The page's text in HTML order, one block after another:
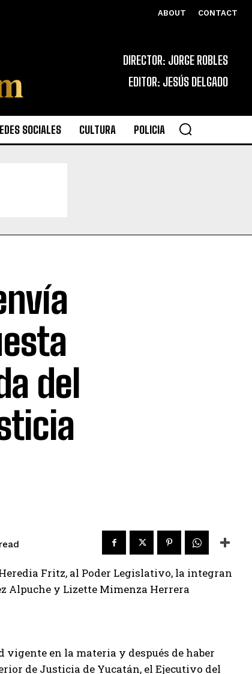
ABOUT CONTACT
DIRECTOR: JORGE ROBLES
EDITOR: JESÚS DELGADO
SOCIALES CULTURA POLICIA
del
read
Fritz, al Poder Legislativo, la integran
Alpuche y Lizette Mimenza Herrera
vigente en la materia y después de haber
de Justicia de Yucatán, el Ejecutivo del